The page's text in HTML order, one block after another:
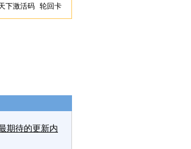
下激活码 轮回卡
期待的更新内